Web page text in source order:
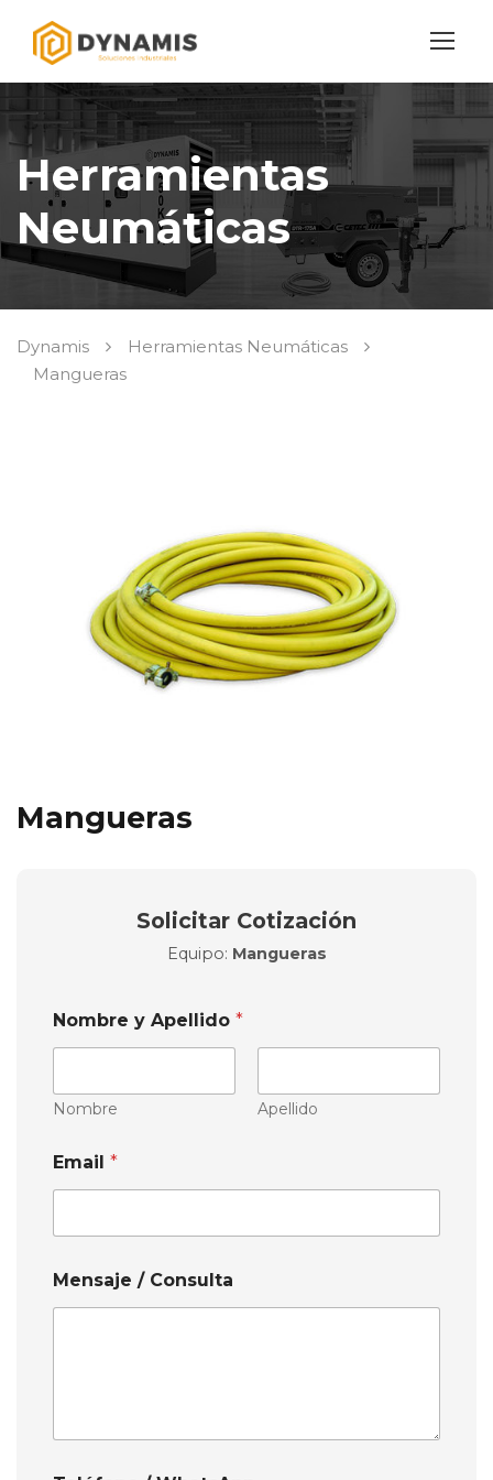
Herramientas
Neumáticas
Dynamis
Herramientas Neumáticas
Mangueras
Mangueras
Solicitar Cotización
Equipo: Mangueras
Nombre y Apellido *
Nombre Apellido
Email *
Mensaje / Consulta